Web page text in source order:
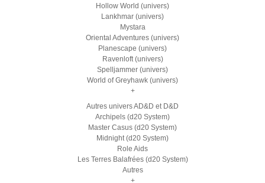
Hollow World (univers)
Lankhmar (univers)
Mystara
Oriental Adventures (univers)
Planescape (univers)
Ravenloft (univers)
Spelljammer (univers)
World of Greyhawk (univers)
+
Autres univers AD&D et D&D
Archipels (d20 System)
Master Casus (d20 System)
Midnight (d20 System)
Role Aids
Les Terres Balafrées (d20 System)
Autres
+